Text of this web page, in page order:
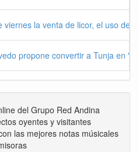
viernes la venta de licor, el uso de
propone convertir a Tunja en
del Grupo Red Andina
oyentes y visitantes
las mejores notas músicales